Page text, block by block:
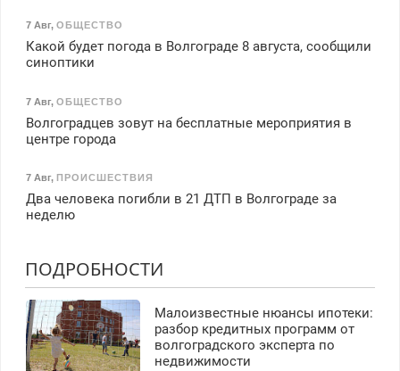
7 Авг, ОБЩЕСТВО
Какой будет погода в Волгограде 8 августа, сообщили
синоптики
7 Авг, ОБЩЕСТВО
Волгоградцев зовут на бесплатные мероприятия в
центре города
7 Авг, ПРОИСШЕСТВИЯ
Два человека погибли в 21 ДТП в Волгограде за
неделю
ПОДРОБНОСТИ
Малоизвестные нюансы ипотеки:
разбор кредитных программ от
волгоградского эксперта по
недвижимости